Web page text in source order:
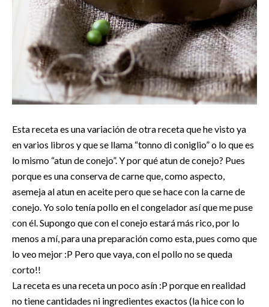
Esta receta es una variación de otra receta que he visto ya
en varios libros y que se llama “tonno di coniglio” o lo que es
lo mismo “atun de conejo”. Y por qué atun de conejo? Pues
porque es una conserva de carne que, como aspecto,
asemeja al atun en aceite pero que se hace con la carne de
conejo. Yo solo tenía pollo en el congelador así que me puse
con él. Supongo que con el conejo estará más rico, por lo
menos a mí, para una preparación como esta, pues como que
lo veo mejor :P Pero que vaya, con el pollo no se queda
corto!!
La receta es una receta un poco asín :P porque en realidad
no tiene cantidades ni ingredientes exactos (la hice con lo